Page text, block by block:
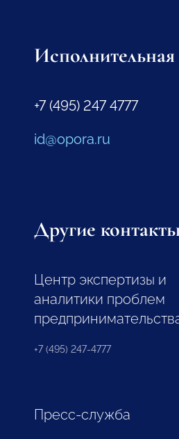
+7 (495) 247 4777
id@opora.ru
Другие
Центр экспертизы и
аналитики проблем
+7 (495) 247-4777
Пресс-служба